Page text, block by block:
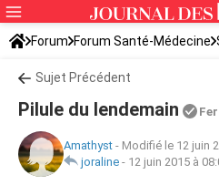
Forum Forum Santé-Médecine
Sujet Précédent
Pilule du lendemain
Amathyst - Modifié le 12 juin
joraline - 12 juin 2015 à